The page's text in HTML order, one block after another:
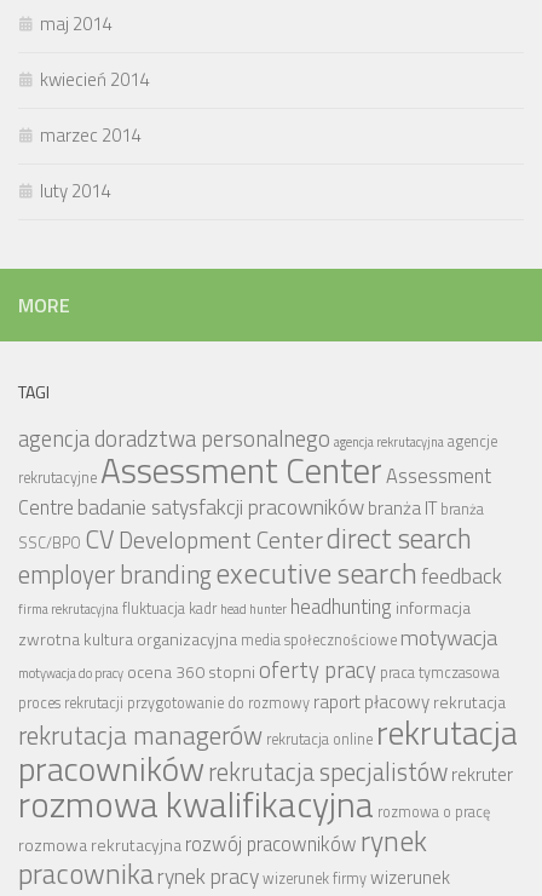
maj 2014
kwiecień 2014
marzec 2014
luty 2014
MORE
TAGI
agencja doradztwa personalnego agencja rekrutacyjnaagencje
rekrutacyjne Assessment CenterAssessment
Centre badanie satysfakcji pracownikówbranża IT branża
SSC/BPO CV Development Centerdirect search
employer brandingexecutive searchfeedback
firma rekrutacyjnafluktuacja kadr head hunter headhunting informacja
zwrotnakultura organizacyjna media społecznościowe motywacja
motywacja do pracy ocena 360 stopni oferty pracy praca tymczasowa
proces rekrutacji przygotowanie do rozmowy raport płacowyrekrutacja
rekrutacja managerów rekrutacja online rekrutacja
pracownikówrekrutacja specjalistówrekruter
rozmowa kwalifikacyjna rozmowa o pracę
rozmowa rekrutacyjnarozwój pracowników rynek
pracownikarynek pracywizerunek firmywizerunek